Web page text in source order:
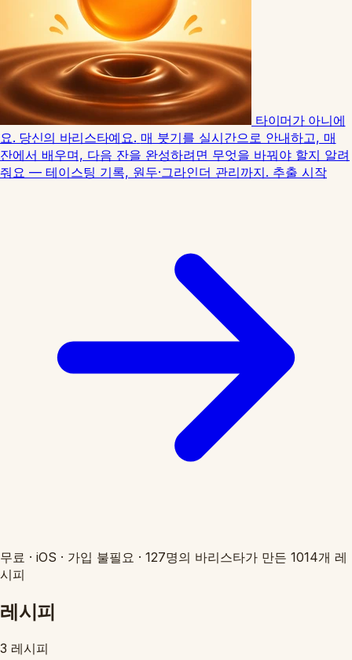
타이머가 아니에
요. 당신의 바리스타예요. 매 붓기를 실시간으로 안내하고, 매
잔에서 배우며, 다음 잔을 완성하려면 무엇을 바꿔야 할지 알려
줘요 — 테이스팅 기록, 원두·그라인더 관리까지. 추출 시작
무료 · iOS · 가입 불필요 · 127명의 바리스타가 만든 1014개 레
시피
레시피
3 레시피